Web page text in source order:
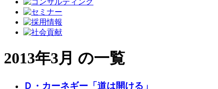
2013年3月 の一覧
Ｄ・カーネギー「道は開ける」